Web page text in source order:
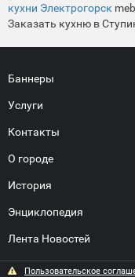
кухни Электрогорск
Заказать кухню в
Баннеры
Услуги
Контакты
О городе
История
Энциклопедия
Лента Новостей
Пользовательское